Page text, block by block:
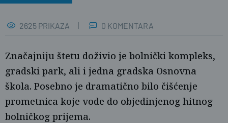
2625 PRIKAZA 0 KOMENTARA
Značajniju štetu doživio je bolnički kompleks,
gradski park, ali i jedna gradska Osnovna
škola. Posebno je dramatično bilo čišćenje
prometnica koje vode do objedinjenog hitnog
bolničkog prijema.